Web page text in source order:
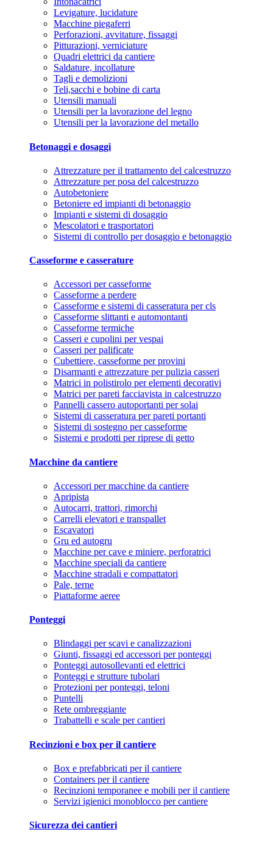
Levigature, lucidature
Macchine piegaferri
Perforazioni, avvitature, fissaggi
Pitturazioni, verniciature
Quadri elettrici da cantiere
Saldature, incollature
Tagli e demolizioni
Teli,sacchi e bobine di carta
Utensili manuali
Utensili per la lavorazione del legno
Utensili per la lavorazione del metallo
Betonaggi e dosaggi
Attrezzature per il trattamento del calcestruzzo
Attrezzature per posa del calcestruzzo
Autobetoniere
Betoniere ed impianti di betonaggio
Impianti e sistemi di dosaggio
Mescolatori e trasportatori
Sistemi di controllo per dosaggio e betonaggio
Casseforme e casserature
Accessori per casseforme
Casseforme a perdere
Casseforme e sistemi di casseratura per cls
Casseforme slittanti e automontanti
Casseforme termiche
Casseri e cupolini per vespai
Casseri per palificate
Cubettiere, casseforme per provini
Disarmanti e attrezzature per pulizia casseri
Matrici in polistirolo per elementi decorativi
Matrici per pareti facciavista in calcestruzzo
Pannelli cassero autoportanti per solai
Sistemi di casseratura per pareti portanti
Sistemi di sostegno per casseforme
Sistemi e prodotti per riprese di getto
Macchine da cantiere
Accessori per macchine da cantiere
Apripista
Autocarri, trattori, rimorchi
Carrelli elevatori e transpallet
Escavatori
Gru ed autogru
Macchine per cave e miniere, perforatrici
Macchine speciali da cantiere
Macchine stradali e compattatori
Pale, terne
Piattaforme aeree
Ponteggi
Blindaggi per scavi e canalizzazioni
Giunti, fissaggi ed accessori per ponteggi
Ponteggi autosollevanti ed elettrici
Ponteggi e strutture tubolari
Protezioni per ponteggi, teloni
Puntelli
Rete ombreggiante
Trabattelli e scale per cantieri
Recinzioni e box per il cantiere
Box e prefabbricati per il cantiere
Containers per il cantiere
Recinzioni temporanee e mobili per il cantiere
Servizi igienici monoblocco per cantiere
Sicurezza dei cantieri